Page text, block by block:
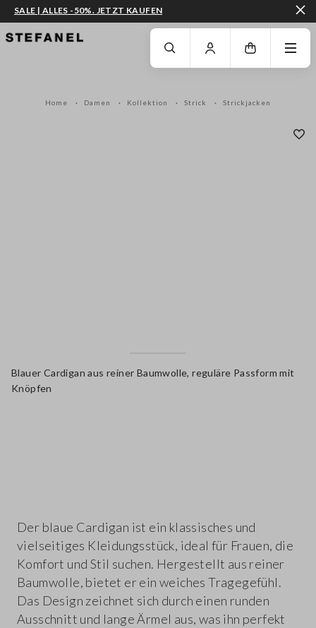
ZUM HAUPTINHALT SPRINGEN GEHEN SIE ZUM ENDE DER SEITE
SALE | ALLES -50%. JETZT KAUFEN
Home Damen Kollektion Strick Strickjacken
Blauer Cardigan aus reiner Baumwolle, reguläre Passform mit
Knöpfen
Der blaue Cardigan ist ein klassisches und
vielseitiges Kleidungsstück, ideal für Frauen, die
Komfort und Stil suchen. Hergestellt aus reiner
Baumwolle, bietet er ein weiches Tragegefühl.
Das Design zeichnet sich durch einen runden
Ausschnitt und lange Ärmel aus, was ihn perfekt